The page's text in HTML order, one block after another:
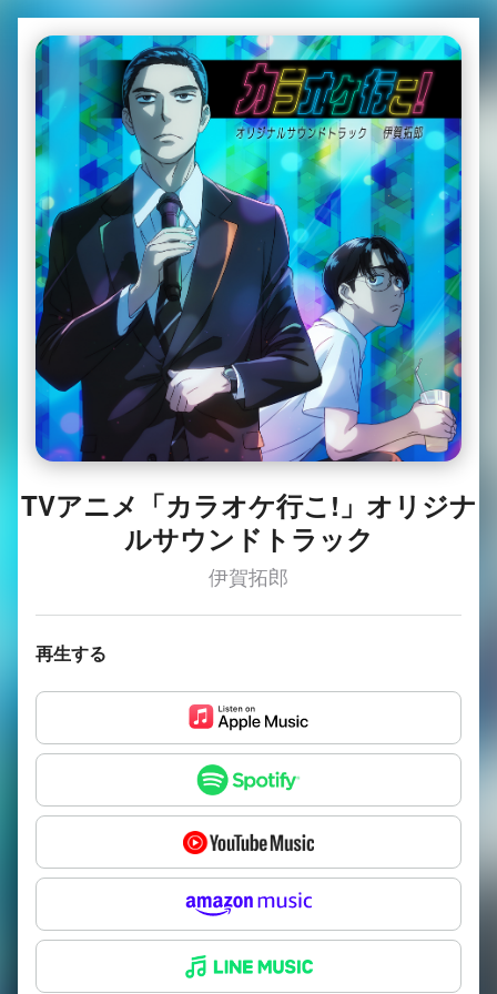
TVアニメ「カラオケ行こ!」オリジナ
ルサウンドトラック
伊賀拓郎
再生する